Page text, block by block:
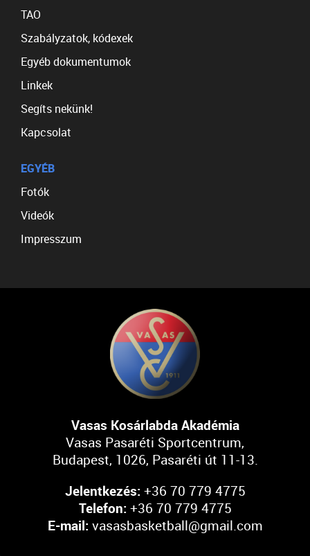
TAO
Szabályzatok, kódexek
Egyéb dokumentumok
Linkek
Segíts nekünk!
Kapcsolat
EGYÉB
Fotók
Videók
Impresszum
Vasas Kosárlabda Akadémia
Vasas Pasaréti Sportcentrum,
Budapest, 1026, Pasaréti út 11-13.
Jelentkezés: +36 70 779 4775
Telefon: +36 70 779 4775
E-mail: vasasbasketball@gmail.com